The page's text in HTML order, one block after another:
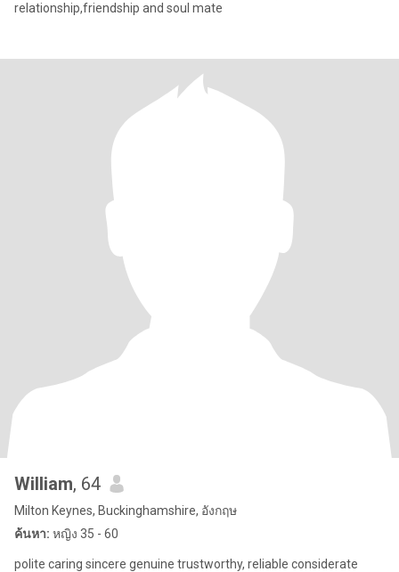
relationship,friendship and soul mate
William, 64
Milton Keynes, Buckinghamshire, อังกฤษ
ค้นหา: หญิง 35 - 60
polite caring sincere genuine trustworthy, reliable considerate